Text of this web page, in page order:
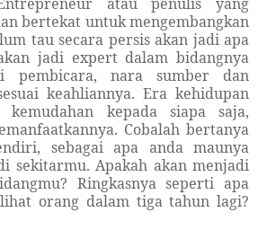
bertekat untuk mengembangkan
tau secara persis akan jadi apa
jadi expert dalam bidangnya
pembicara, nara sumber dan
keahliannya. Era kehidupan
kemudahan kepada siapa saja,
Cobalah bertanya
sebagai apa anda maunya
sekitarmu. Apakah akan menjadi
Ringkasnya seperti apa
orang dalam tiga tahun lagi?